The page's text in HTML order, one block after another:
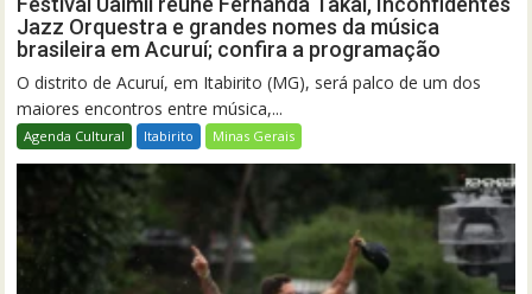
Jazz Orquestra e grandes nomes da música
brasileira em Acuruí; confira a programação
O distrito de Acuruí, em Itabirito (MG), será palco de um dos
maiores encontros entre música,...
Agenda Cultural Itabirito Minas Gerais